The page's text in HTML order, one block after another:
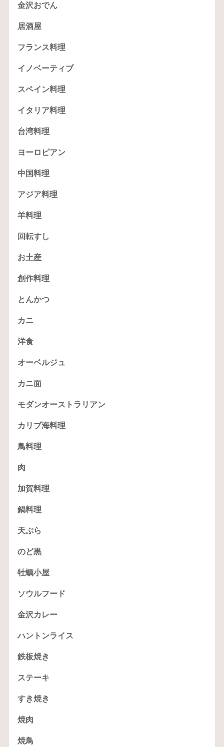
金沢おでん
居酒屋
フランス料理
イノベーティブ
スペイン料理
イタリア料理
台湾料理
ヨーロピアン
中国料理
アジア料理
羊料理
回転すし
お土産
創作料理
とんかつ
カニ
洋食
オーベルジュ
カニ面
モダンオーストラリアン
カリブ海料理
鳥料理
肉
加賀料理
鍋料理
天ぷら
のど黒
牡蠣小屋
ソウルフード
金沢カレー
ハントンライス
鉄板焼き
ステーキ
すき焼き
焼肉
焼鳥